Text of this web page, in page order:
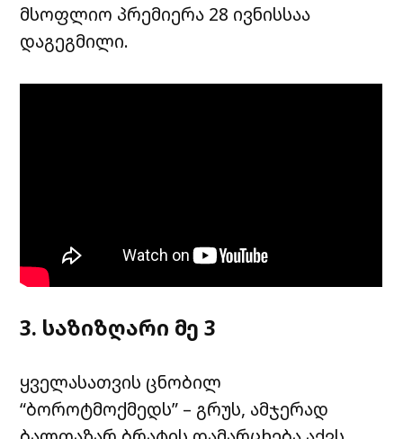
მსოფლიო პრემიერა 28 ივნისსაა
დაგეგმილი.
3. საზიზღარი მე 3
ყველასათვის ცნობილ
“ბოროტმოქმედს” – გრუს, ამჯერად